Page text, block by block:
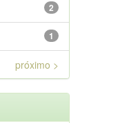
2
1
próximo >